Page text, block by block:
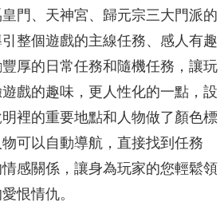
門、天神宮、歸元宗三大門派的
整個遊戲的主線任務、感人有趣
厚的日常任務和隨機任務，讓玩
戲的趣味，更人性化的一點，設
裡的重要地點和人物做了顏色標
可以自動導航，直接找到任務
感關係，讓身為玩家的您輕鬆領
恨情仇。